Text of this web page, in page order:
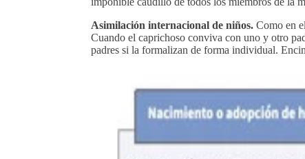
Asimilación internacional de niños. Como en
Cuando el caprichoso conviva con uno y otro
padres si la formalizan de forma individual.